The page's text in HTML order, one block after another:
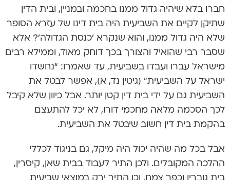
חברו בלא שיהיה גדול ממנו בחכמה ובמניין, ובית הדין
שתיקן לקיים את השביעית היה בית דינו של עזרא הסופר
שלא היה גדול ממנו, והוא שנקרא ‘כנסת הגדולה’? אלא
שסבר רבי שהואיל והצורך בכך דוחק מאוד, וממילא רבים
מישראל עברו ועבדו בשביעית, עד שאמרו: “נחשדו
ישראל על השביעית” (גיטין נד, א), אפשר לבטל את
השביעית גם על ידי בית דין קטן יותר. אבל כיוון שלא קיבל
לכך הסכמה מלאה מחכמי דורו, לא יכל להתעצם
בהקמת בית דין חשוב שיבטל את השביעית.
אבל בכל מה שהיה יכול היה מיקל, גם בניגוד לכללי
ההלכה המקובלים. ולכן התיר לעבוד בבית שאן, קיסרין,
בית גוברין וכפר צמח. וכן התיר ירק במוצאי שביעית